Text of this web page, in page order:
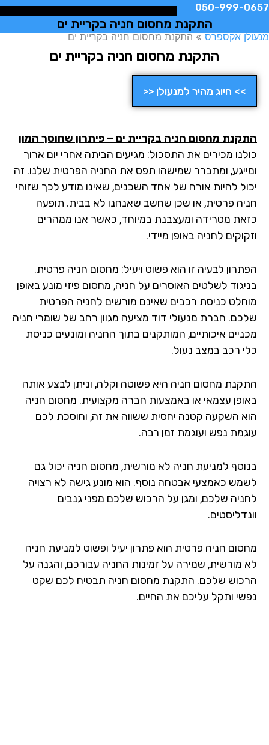
050-999-
התקנת מחסום חניה בקריית ים
אקספרס»התקנת מחסום חניה בקריית ים
התקנת מחסום חניה בקריית ים
>> חיוג מהיר למנעולן <<
מחסום חניה בקריית ים – פיתרון שחוסך המון
מכירים את התסכול: מגיעים הביתה אחרי יום ארוך
ומתברר שמישהו תפס את החניה הפרטית שלנו. זה
להיות אורח של אחד השכנים, שאינו מודע לכך שזוהי
פרטית, או שכן שחשב שאנחנו לא בבית. תופעה
מטרידה ומעצבנת במיוחד, כאשר אנו ממהרים
לחניה באופן מיידי.
לבעיה זו הוא פשוט ויעיל: מחסום חניה פרטית.
לשלטים האוסרים על חניה, מחסום פיזי מונע באופן
כניסת רכבים שאינם מורשים לחניה הפרטית
חברת מנעולי דוד מציעה מגוון רחב של שומרי חניה
איכותיים, המותקנים בתוך החניה ומונעים כניסת
רכב במצב נעול.
מחסום חניה היא פשוטה וקלה, וניתן לבצע אותה
עצמאי או באמצעות חברה מקצועית. מחסום חניה
השקעה קטנה יחסית ששווה את זה, וחוסכת לכם
נפש ועוגמת זמן רבה.
למניעת חניה לא מורשית, מחסום חניה יכול גם
כאמצעי אבטחה נוסף. הוא מונע גישה לא רצויה
שלכם, ומגן על הרכוש שלכם מפני גנבים
חניה פרטית הוא פתרון יעיל ופשוט למניעת חניה
מורשית, שמירה על זמינות החניה עבורכם, והגנה על
שלכם. התקנת מחסום חניה תבטיח לכם שקט
ותקל עליכם את החיים.